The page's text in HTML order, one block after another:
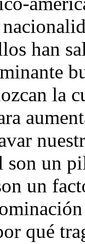
han
la
son un
un
qué